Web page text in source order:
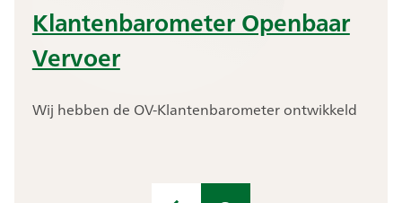
Klantenbarometer Openbaar
Vervoer
Wij hebben de OV-Klantenbarometer ontwikkeld